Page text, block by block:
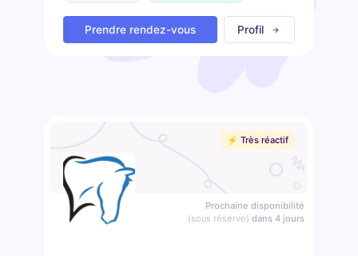
Prendre rendez-vous Profil
⚡️ Très réactif
Prochaine disponibilité
(sous réserve) dans 4 jours